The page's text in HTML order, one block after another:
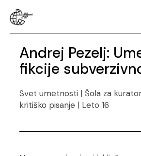
Andrej Pezelj:
fikcije
Svet umetnosti | Šola za
kritiško pisanje | Leto 16